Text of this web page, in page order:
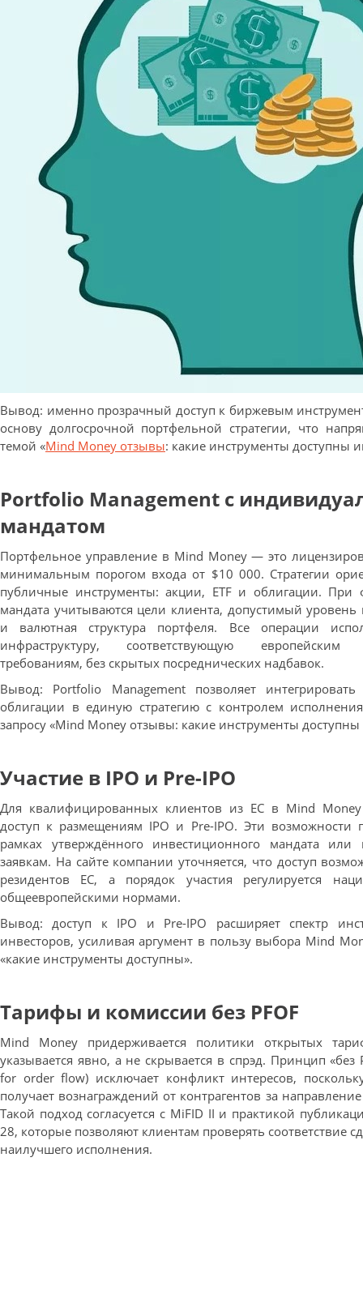
Вывод: именно прозрачный доступ к биржевым
основу долгосрочной портфельной стратегии, что
темой «Mind Money отзывы: какие инструменты доступны
Portfolio Management с
мандатом
Портфельное управление в Mind Money — это
минимальным порогом входа от $10 000. Стратегии
публичные инструменты: акции, ETF и облигации. При
мандата учитываются цели клиента, допустимый уровень
и валютная структура портфеля. Все операции
инфраструктуру, соответствующую европейским
требованиям, без скрытых посреднических надбавок.
Вывод: Portfolio Management позволяет
облигации в единую стратегию с контролем
запросу «Mind Money отзывы: какие инструменты
Участие в IPO и Pre-IPO
Для квалифицированных клиентов из ЕС в Mind Money
доступ к размещениям IPO и Pre-IPO. Эти возможности
рамках утверждённого инвестиционного мандата
заявкам. На сайте компании уточняется, что доступ
резидентов ЕС, а порядок участия регулируется
общеевропейскими нормами.
Вывод: доступ к IPO и Pre-IPO расширяет спектр
инвесторов, усиливая аргумент в пользу выбора Mind
«какие инструменты доступны».
Тарифы и комиссии без PFOF
Mind Money придерживается политики открытых
указывается явно, а не скрывается в спрэд. Принцип «без
for order flow) исключает конфликт интересов,
получает вознаграждений от контрагентов за
Такой подход согласуется с MiFID II и практикой
28, которые позволяют клиентам проверять соответствие
наилучшего исполнения.